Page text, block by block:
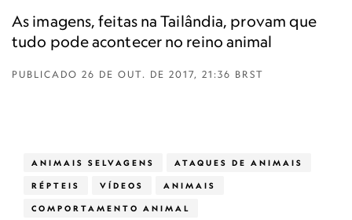
As imagens, feitas na Tailândia, provam que
tudo pode acontecer no reino animal
PUBLICADO 26 DE OUT. DE 2017, 21:36 BRST
ANIMAIS SELVAGENS ATAQUES DE ANIMAIS
RÉPTEIS VÍDEOS ANIMAIS
COMPORTAMENTO ANIMAL